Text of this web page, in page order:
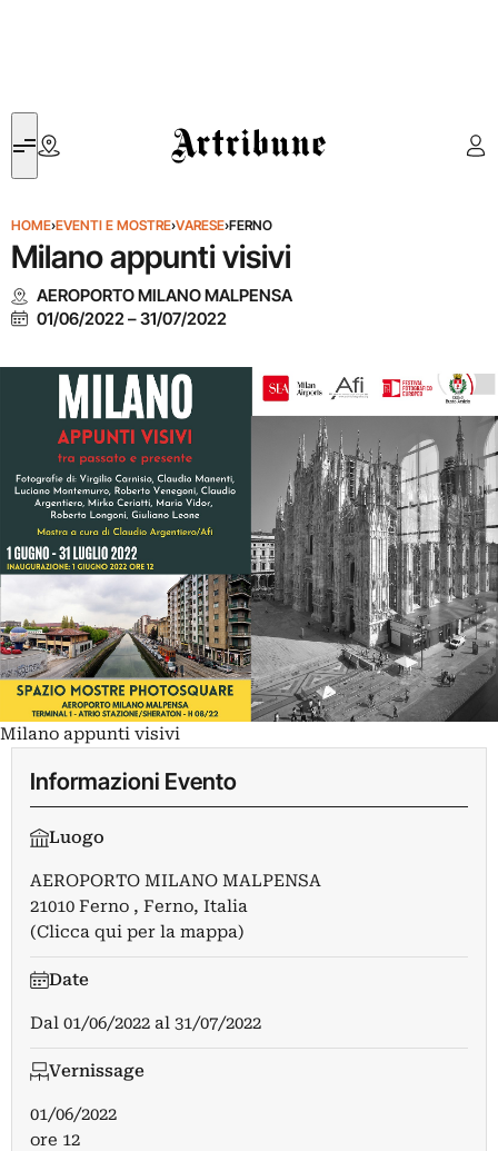
Artribune
HOME›EVENTI E MOSTRE›VARESE›FERNO
Milano appunti visivi
AEROPORTO MILANO MALPENSA
01/06/2022–31/07/2022
Milano appunti visivi
Informazioni Evento
Luogo
AEROPORTO MILANO MALPENSA
21010 Ferno , Ferno, Italia
(Clicca qui per la mappa)
Date
Dal 01/06/2022 al 31/07/2022
Vernissage
01/06/2022
ore 12